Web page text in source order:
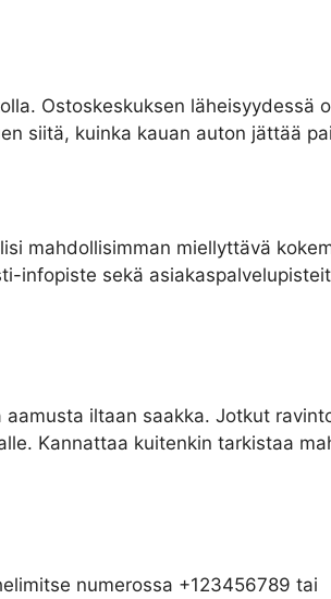
Ostoskeskuksen läheisyydessä
siitä, kuinka kauan auton jättää
mahdollisimman miellyttävä
infopiste sekä
iltaan saakka. Jotkut
Kannattaa kuitenkin tarkistaa
numerossa +123456789 tai